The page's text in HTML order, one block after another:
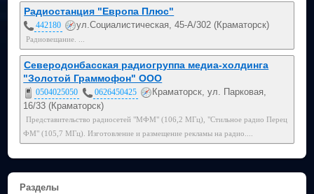
Радиостанция "Европа Плюс"
442180 ул.Социалистическая, 45-А/302 (Краматорск)
Радиовещание. ...
Северодонбасская радиогруппа медиа-холдинга
"Золотой Граммофон" ООО
0504025050 0626450425
Краматорск, ул. Парковая,
16/33 (Краматорск)
Представительство радиосетей "МФМ" (106,2 МГц), "Стильное радио Перец
ФМ" (105,7 МГц). Изготовление и размещение рекламы на радио....
Разделы